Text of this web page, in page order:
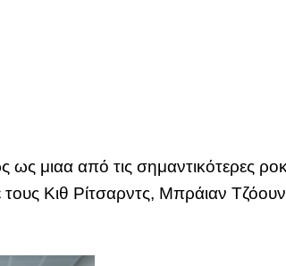
μιαα από τις σημαντικότερες
Κιθ Ρίτσαρντς, Μπράιαν